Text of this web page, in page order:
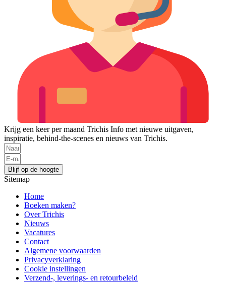
Krijg een keer per maand Trichis Info met nieuwe uitgaven,
inspiratie, behind-the-scenes en nieuws van Trichis.
Blijf op de hoogte
Sitemap
Home
Boeken maken?
Over Trichis
Nieuws
Vacatures
Contact
Algemene voorwaarden
Privacyverklaring
Cookie instellingen
Verzend-, leverings- en retourbeleid